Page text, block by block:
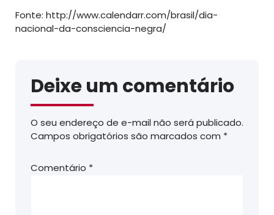
Fonte: http://www.calendarr.com/brasil/dia-
nacional-da-consciencia-negra/
Deixe um comentário
O seu endereço de e-mail não será publicado.
Campos obrigatórios são marcados com *
Comentário *